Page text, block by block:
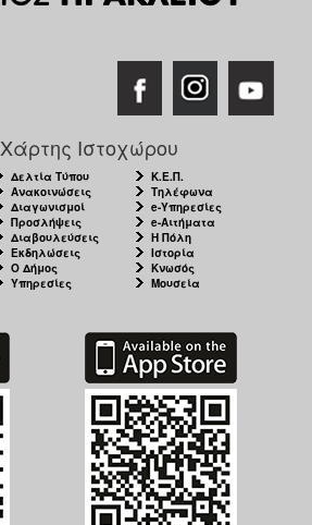
Χάρτης Ιστοχώρου
Δελτία Τύπου
Ανακοινώσεις
Διαγωνισμοί
Προσλήψεις
Διαβουλεύσεις
Εκδηλώσεις
Ο Δήμος
Υπηρεσίες
Κ.Ε.Π.
Τηλέφωνα
e-Υπηρεσίες
e-Αιτήματα
Η Πόλη
Ιστορία
Κνωσός
Μουσεία